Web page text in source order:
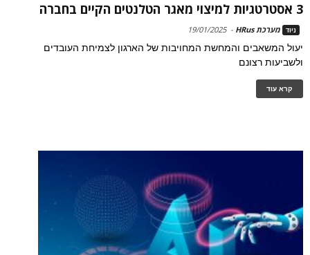
3 אסטרטגיות למיצוי מאגר הטלנטים הקיים בחברה
ניוד מערכת HRus -
19/01/2025
יעול המשאבים והמחשת המחויבות של הארגון לצמיחת העובדים
ולשביעות רצונם
קרא עוד